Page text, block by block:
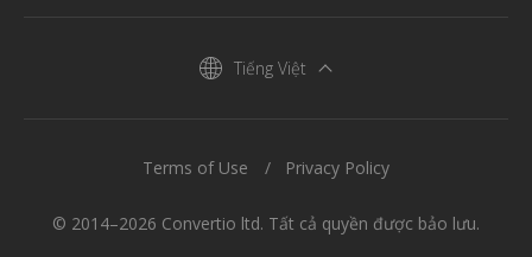
Tiếng Việt
© 2014–2026 Convertio ltd. Tất cả quyền được bảo lưu.
Terms of Use Privacy Policy